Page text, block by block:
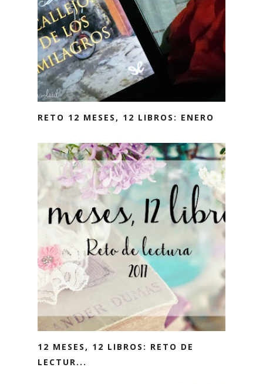
RETO 12 MESES, 12 LIBROS: ENERO
12 MESES, 12 LIBROS: RETO DE
LECTUR...